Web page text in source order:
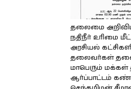
தலைமை
நதிநீர் உரிமை
அரசியல்
தலைவர்கள்
மாபெரும் மக்கள்
ஆர்ப்பாட்டம்